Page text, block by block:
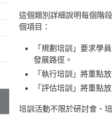
這個類別詳細說明每個階
個項目：
「規劃培訓」要求學
發展路徑。
「執行培訓」將重點
「評估培訓」將重點
培訓活動不限於研討會、